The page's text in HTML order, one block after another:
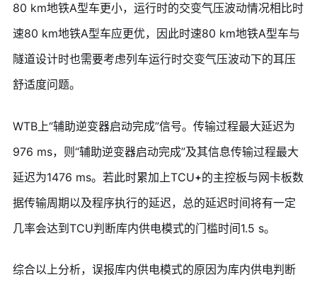
80 km地铁A型车更小，运行时的交变气压波动情况相比时
速80 km地铁A型车应更优，因此时速80 km地铁A型车与
隧道设计时也需要考虑列车运行时交变气压波动下的耳压
舒适度问题。
WTB上“辅助逆变器启动完成”信号。传输过程最大延迟为
976 ms，则“辅助逆变器启动完成”及其信息传输过程最大
延迟为1476 ms。若此时累加上TCU 的主控板与网卡板数
据传输周期以及程序执行的延迟，总的延迟时间将有一定
几率会达到TCU判断库内供电模式的门槛时间1.5 s。
综合以上分析，误报库内供电模式的原因为库内供电判断